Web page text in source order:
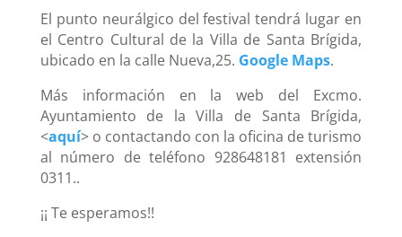
El punto neurálgico del festival tendrá lugar en
el Centro Cultural de la Villa de Santa Brígida,
ubicado en la calle Nueva,25. Google Maps.
Más información en la web del Excmo.
Ayuntamiento de la Villa de Santa Brígida,
<aquí> o contactando con la oficina de turismo
al número de teléfono 928648181 extensión
0311..
¡¡ Te esperamos!!